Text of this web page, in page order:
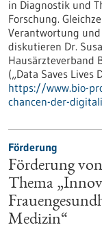
in Diagnostik und
Forschung.
Verantwortung
diskutieren Dr.
Hausärzteverband
(„Data Saves Lives
https://www.bio-
chancen-der-
Förderung
Förderung
Thema
Medizin“